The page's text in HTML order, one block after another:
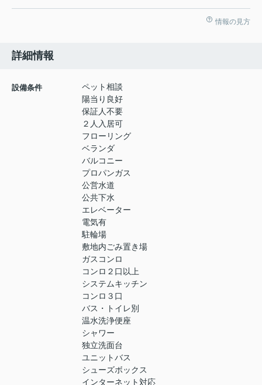
情報の見方
詳細情報
設備条件
ペット相談
陽当り良好
保証人不要
２人入居可
フローリング
ベランダ
バルコニー
プロパンガス
公営水道
公共下水
エレベーター
電気有
駐輪場
敷地内ごみ置き場
ガスコンロ
コンロ２口以上
システムキッチン
コンロ３口
バス・トイレ別
温水洗浄便座
シャワー
独立洗面台
ユニットバス
シューズボックス
インターネット対応